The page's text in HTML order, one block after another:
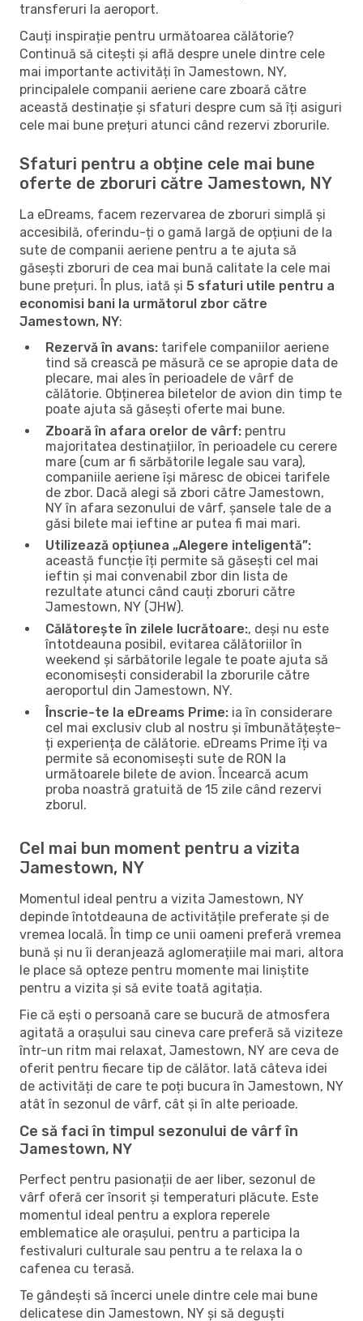
transferuri la aeroport.
Cauți inspirație pentru următoarea călătorie?
Continuă să citești și află despre unele dintre cele
mai importante activități în Jamestown, NY,
principalele companii aeriene care zboară către
această destinație și sfaturi despre cum să îți asiguri
cele mai bune prețuri atunci când rezervi zborurile.
Sfaturi pentru a obține cele mai bune
oferte de zboruri către Jamestown, NY
La eDreams, facem rezervarea de zboruri simplă și
accesibilă, oferindu-ți o gamă largă de opțiuni de la
sute de companii aeriene pentru a te ajuta să
găsești zboruri de cea mai bună calitate la cele mai
bune prețuri. În plus, iată și 5 sfaturi utile pentru a
economisi bani la următorul zbor către
Jamestown, NY:
Rezervă în avans: tarifele companiilor aeriene
tind să crească pe măsură ce se apropie data de
plecare, mai ales în perioadele de vârf de
călătorie. Obținerea biletelor de avion din timp te
poate ajuta să găsești oferte mai bune.
Zboară în afara orelor de vârf: pentru
majoritatea destinațiilor, în perioadele cu cerere
mare (cum ar fi sărbătorile legale sau vara),
companiile aeriene își măresc de obicei tarifele
de zbor. Dacă alegi să zbori către Jamestown,
NY în afara sezonului de vârf, șansele tale de a
găsi bilete mai ieftine ar putea fi mai mari.
Utilizează opțiunea „Alegere inteligentă”:
această funcție îți permite să găsești cel mai
ieftin și mai convenabil zbor din lista de
rezultate atunci când cauți zboruri către
Jamestown, NY (JHW).
Călătorește în zilele lucrătoare:, deși nu este
întotdeauna posibil, evitarea călătoriilor în
weekend și sărbătorile legale te poate ajuta să
economisești considerabil la zborurile către
aeroportul din Jamestown, NY.
Înscrie-te la eDreams Prime: ia în considerare
cel mai exclusiv club al nostru și îmbunătățește-
ți experiența de călătorie. eDreams Prime îți va
permite să economisești sute de RON la
următoarele bilete de avion. Încearcă acum
proba noastră gratuită de 15 zile când rezervi
zborul.
Cel mai bun moment pentru a vizita
Jamestown, NY
Momentul ideal pentru a vizita Jamestown, NY
depinde întotdeauna de activitățile preferate și de
vremea locală. În timp ce unii oameni preferă vremea
bună și nu îi deranjează aglomerațiile mai mari, altora
le place să opteze pentru momente mai liniștite
pentru a vizita și să evite toată agitația.
Fie că ești o persoană care se bucură de atmosfera
agitată a orașului sau cineva care preferă să viziteze
într-un ritm mai relaxat, Jamestown, NY are ceva de
oferit pentru fiecare tip de călător. Iată câteva idei
de activități de care te poți bucura în Jamestown, NY
atât în ​​sezonul de vârf, cât și în alte perioade.
Ce să faci în timpul sezonului de vârf în
Jamestown, NY
Perfect pentru pasionații de aer liber, sezonul de
vârf oferă cer însorit și temperaturi plăcute. Este
momentul ideal pentru a explora reperele
emblematice ale orașului, pentru a participa la
festivaluri culturale sau pentru a te relaxa la o
cafenea cu terasă.
Te gândești să încerci unele dintre cele mai bune
delicatese din Jamestown, NY și să deguști